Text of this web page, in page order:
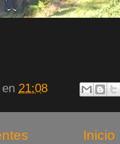
en 21:08
Inicio